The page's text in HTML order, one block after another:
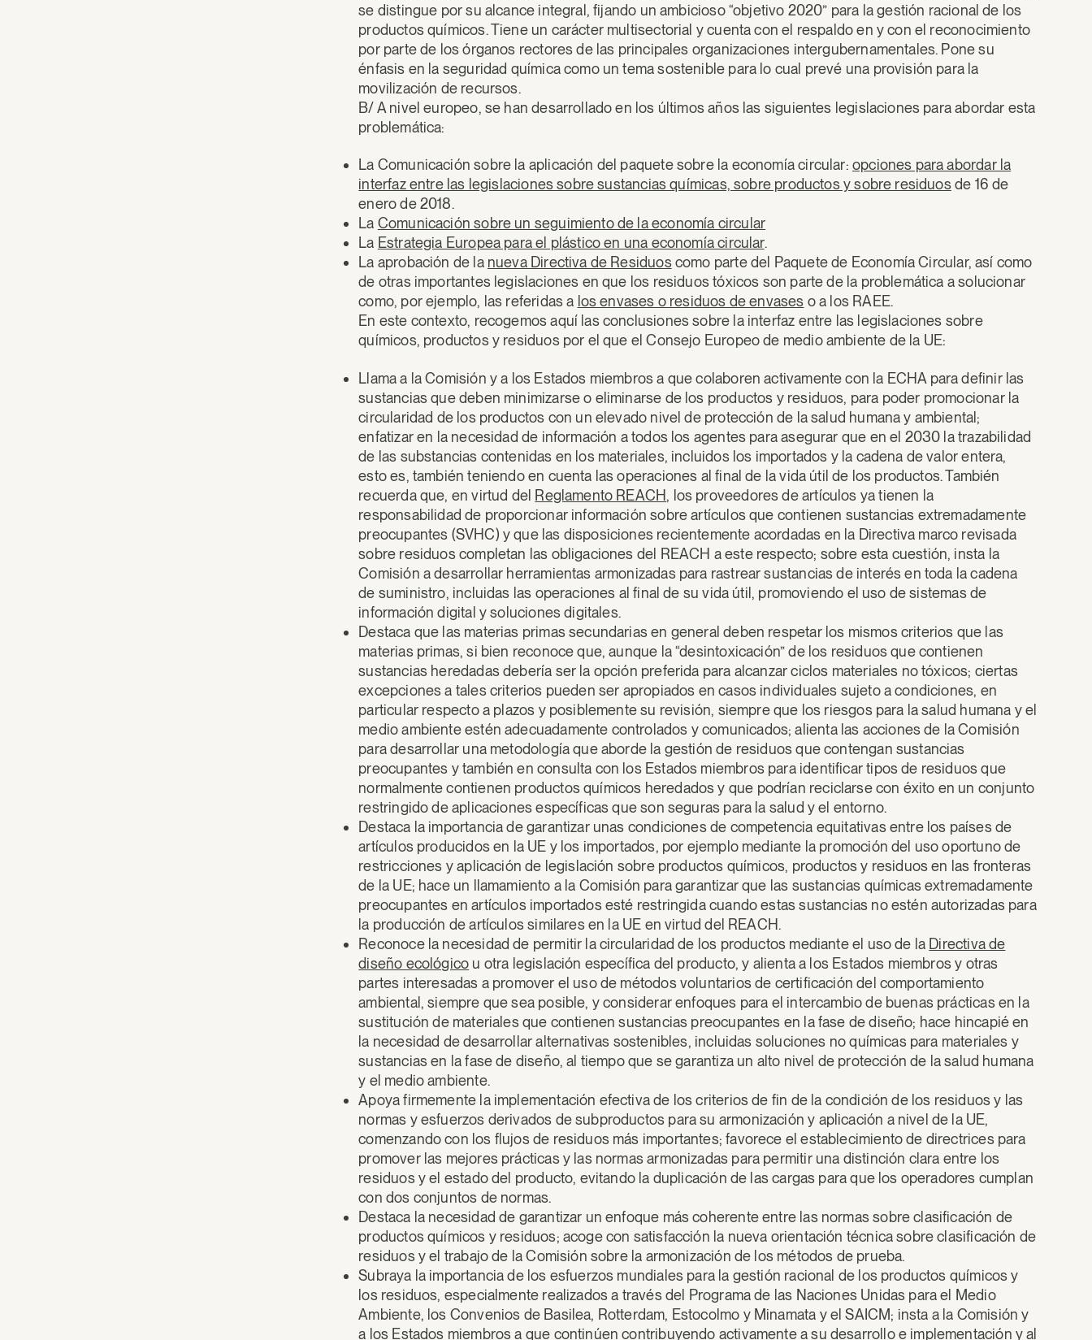
se distingue por su alcance integral, fijando un ambicioso “objetivo 2020” para la gestión racional de los
productos químicos. Tiene un carácter multisectorial y cuenta con el respaldo en y con el reconocimiento
por parte de los órganos rectores de las principales organizaciones intergubernamentales. Pone su
énfasis en la seguridad química como un tema sostenible para lo cual prevé una provisión para la
movilización de recursos.
B/ A nivel europeo, se han desarrollado en los últimos años las siguientes legislaciones para abordar esta
problemática:
La Comunicación sobre la aplicación del paquete sobre la economía circular: opciones para abordar la
interfaz entre las legislaciones sobre sustancias químicas, sobre productos y sobre residuos de 16 de
enero de 2018.
La Comunicación sobre un seguimiento de la economía circular
La Estrategia Europea para el plástico en una economía circular.
La aprobación de la nueva Directiva de Residuos como parte del Paquete de Economía Circular, así como
de otras importantes legislaciones en que los residuos tóxicos son parte de la problemática a solucionar
como, por ejemplo, las referidas a los envases o residuos de envases o a los RAEE.
En este contexto, recogemos aquí las conclusiones sobre la interfaz entre las legislaciones sobre
químicos, productos y residuos por el que el Consejo Europeo de medio ambiente de la UE:
Llama a la Comisión y a los Estados miembros a que colaboren activamente con la ECHA para definir las
sustancias que deben minimizarse o eliminarse de los productos y residuos, para poder promocionar la
circularidad de los productos con un elevado nivel de protección de la salud humana y ambiental;
enfatizar en la necesidad de información a todos los agentes para asegurar que en el 2030 la trazabilidad
de las substancias contenidas en los materiales, incluidos los importados y la cadena de valor entera,
esto es, también teniendo en cuenta las operaciones al final de la vida útil de los productos. También
recuerda que, en virtud del Reglamento REACH, los proveedores de artículos ya tienen la
responsabilidad de proporcionar información sobre artículos que contienen sustancias extremadamente
preocupantes (SVHC) y que las disposiciones recientemente acordadas en la Directiva marco revisada
sobre residuos completan las obligaciones del REACH a este respecto; sobre esta cuestión, insta la
Comisión a desarrollar herramientas armonizadas para rastrear sustancias de interés en toda la cadena
de suministro, incluidas las operaciones al final de su vida útil, promoviendo el uso de sistemas de
información digital y soluciones digitales.
Destaca que las materias primas secundarias en general deben respetar los mismos criterios que las
materias primas, si bien reconoce que, aunque la “desintoxicación” de los residuos que contienen
sustancias heredadas debería ser la opción preferida para alcanzar ciclos materiales no tóxicos; ciertas
excepciones a tales criterios pueden ser apropiados en casos individuales sujeto a condiciones, en
particular respecto a plazos y posiblemente su revisión, siempre que los riesgos para la salud humana y el
medio ambiente estén adecuadamente controlados y comunicados; alienta las acciones de la Comisión
para desarrollar una metodología que aborde la gestión de residuos que contengan sustancias
preocupantes y también en consulta con los Estados miembros para identificar tipos de residuos que
normalmente contienen productos químicos heredados y que podrían reciclarse con éxito en un conjunto
restringido de aplicaciones específicas que son seguras para la salud y el entorno.
Destaca la importancia de garantizar unas condiciones de competencia equitativas entre los países de
artículos producidos en la UE y los importados, por ejemplo mediante la promoción del uso oportuno de
restricciones y aplicación de legislación sobre productos químicos, productos y residuos en las fronteras
de la UE; hace un llamamiento a la Comisión para garantizar que las sustancias químicas extremadamente
preocupantes en artículos importados esté restringida cuando estas sustancias no estén autorizadas para
la producción de artículos similares en la UE en virtud del REACH.
Reconoce la necesidad de permitir la circularidad de los productos mediante el uso de la Directiva de
diseño ecológico u otra legislación específica del producto, y alienta a los Estados miembros y otras
partes interesadas a promover el uso de métodos voluntarios de certificación del comportamiento
ambiental, siempre que sea posible, y considerar enfoques para el intercambio de buenas prácticas en la
sustitución de materiales que contienen sustancias preocupantes en la fase de diseño; hace hincapié en
la necesidad de desarrollar alternativas sostenibles, incluidas soluciones no químicas para materiales y
sustancias en la fase de diseño, al tiempo que se garantiza un alto nivel de protección de la salud humana
y el medio ambiente.
Apoya firmemente la implementación efectiva de los criterios de fin de la condición de los residuos y las
normas y esfuerzos derivados de subproductos para su armonización y aplicación a nivel de la UE,
comenzando con los flujos de residuos más importantes; favorece el establecimiento de directrices para
promover las mejores prácticas y las normas armonizadas para permitir una distinción clara entre los
residuos y el estado del producto, evitando la duplicación de las cargas para que los operadores cumplan
con dos conjuntos de normas.
Destaca la necesidad de garantizar un enfoque más coherente entre las normas sobre clasificación de
productos químicos y residuos; acoge con satisfacción la nueva orientación técnica sobre clasificación de
residuos y el trabajo de la Comisión sobre la armonización de los métodos de prueba.
Subraya la importancia de los esfuerzos mundiales para la gestión racional de los productos químicos y
los residuos, especialmente realizados a través del Programa de las Naciones Unidas para el Medio
Ambiente, los Convenios de Basilea, Rotterdam, Estocolmo y Minamata y el SAICM; insta a la Comisión y
a los Estados miembros a que continúen contribuyendo activamente a su desarrollo e implementación y al